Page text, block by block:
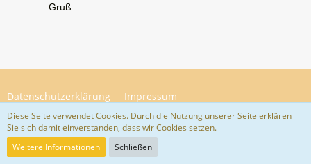
Gruß
Datenschutzerklärung Impressum
Community-Software:
Diese Seite verwendet Cookies. Durch die Nutzung unserer Seite erklären
Sie sich damit einverstanden, dass wir Cookies setzen.
Weitere Informationen
Schließen